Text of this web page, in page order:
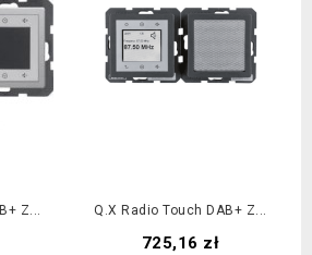
Z... Q.x Radio Touch DAB+ Z...
Cena
725,16 zł